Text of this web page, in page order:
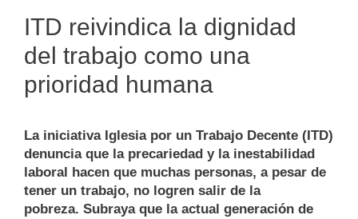
ITD reivindica la dignidad
del trabajo como una
prioridad humana
La iniciativa Iglesia por un Trabajo Decente (ITD)
denuncia que la precariedad y la inestabilidad
laboral hacen que muchas personas, a pesar de
tener un trabajo, no logren salir de la
pobreza. Subraya que la actual generación de